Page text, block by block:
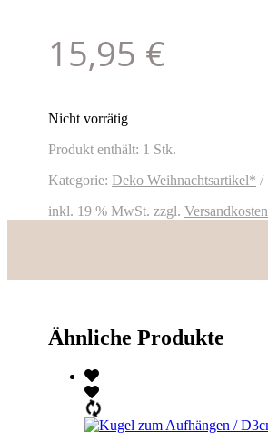
15,95 €
Nicht vorrätig
Produkt enthält: 1 Stk.
Kategorie: Deko Weihnachtsartikel*
inkl. 19 % MwSt. zzgl. Versandkosten
Ähnliche Produkte